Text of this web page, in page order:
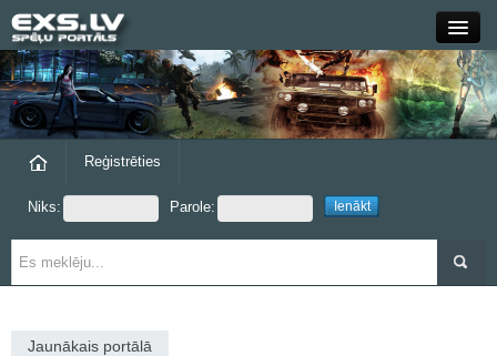
Close
Forums
Grupas
Reģistrēties
Niks: Parole:
Jaunākais portālā